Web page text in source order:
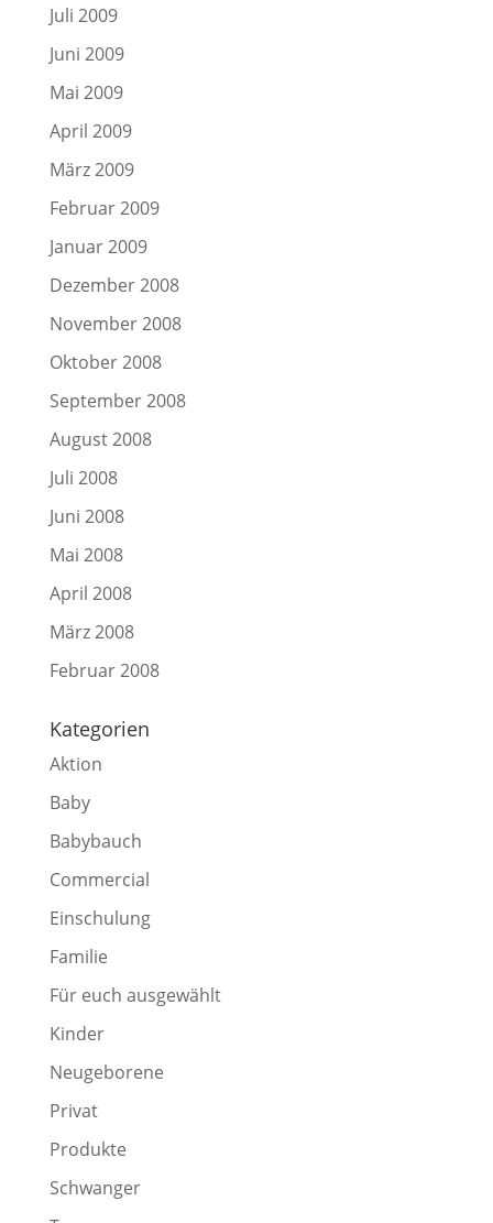
Juli 2009
Juni 2009
Mai 2009
April 2009
März 2009
Februar 2009
Januar 2009
Dezember 2008
November 2008
Oktober 2008
September 2008
August 2008
Juli 2008
Juni 2008
Mai 2008
April 2008
März 2008
Februar 2008
Kategorien
Aktion
Baby
Babybauch
Commercial
Einschulung
Familie
Für euch ausgewählt
Kinder
Neugeborene
Privat
Produkte
Schwanger